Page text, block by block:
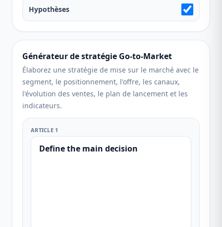
Hypothèses
Générateur de stratégie Go-to-Market
Élaborez une stratégie de mise sur le marché avec le
segment, le positionnement, l'offre, les canaux,
l'évolution des ventes, le plan de lancement et les
indicateurs.
ARTICLE 1